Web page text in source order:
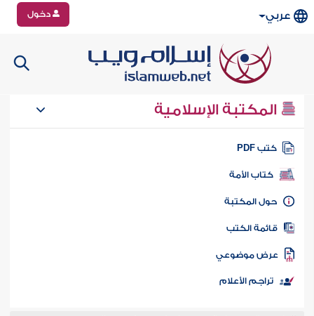
عربي دخول
المكتبة الإسلامية
كتب PDF
كتاب الأمة
المكتبة
الكتب
موضوعي